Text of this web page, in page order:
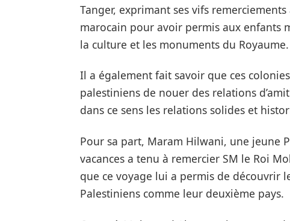
Tanger, exprimant ses vifs
marocain pour avoir permis aux enfants
la culture et les monuments du Royaume.
Il a également fait savoir que ces
palestiniens de nouer des relations
dans ce sens les relations solides et
Pour sa part, Maram Hilwani, une jeune
vacances a tenu à remercier SM le Roi
que ce voyage lui a permis de découvrir
Palestiniens comme leur deuxième pays.